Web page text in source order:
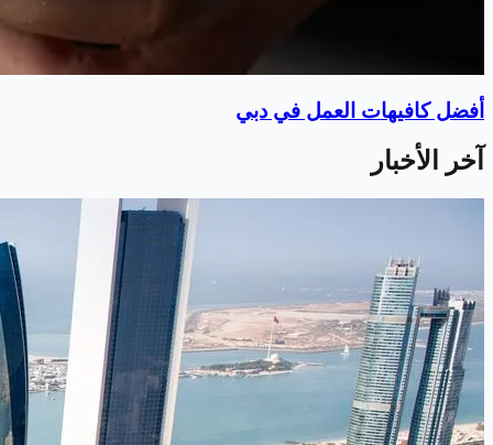
أفضل كافيهات العمل في دبي
آخر الأخبار